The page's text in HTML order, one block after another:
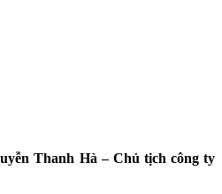
Thanh Hà – Chủ tịch công ty